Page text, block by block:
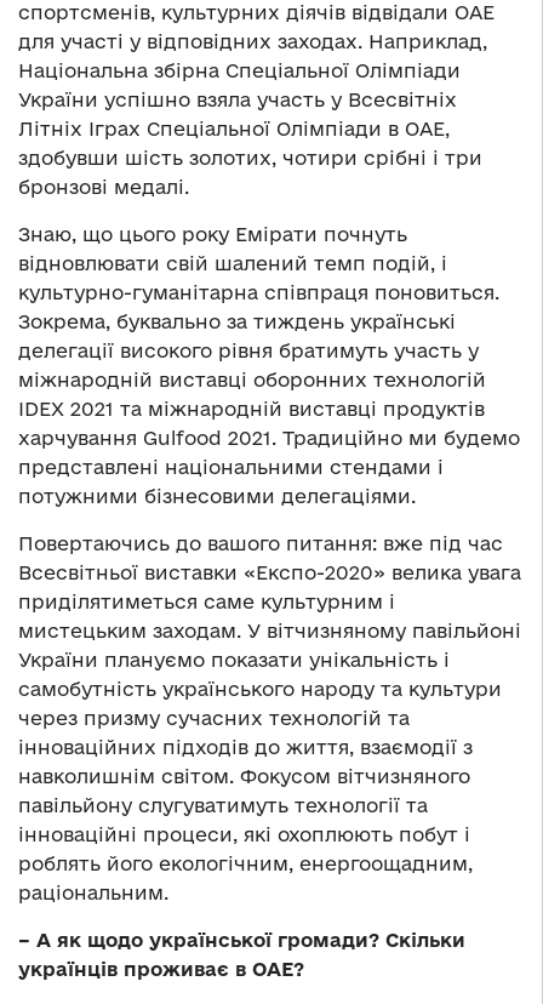
спортсменів, культурних діячів відвідали ОАЕ
для участі у відповідних заходах. Наприклад,
Національна збірна Спеціальної Олімпіади
України успішно взяла участь у Всесвітніх
Літніх Іграх Спеціальної Олімпіади в ОАЕ,
здобувши шість золотих, чотири срібні і три
бронзові медалі.
Знаю, що цього року Емірати почнуть
відновлювати свій шалений темп подій, і
культурно-гуманітарна співпраця поновиться.
Зокрема, буквально за тиждень українські
делегації високого рівня братимуть участь у
міжнародній виставці оборонних технологій
IDEX 2021 та міжнародній виставці продуктів
харчування Gulfood 2021. Традиційно ми будемо
представлені національними стендами і
потужними бізнесовими делегаціями.
Повертаючись до вашого питання: вже під час
Всесвітньої виставки «Експо-2020» велика увага
приділятиметься саме культурним і
мистецьким заходам. У вітчизняному павільйоні
України плануємо показати унікальність і
самобутність українського народу та культури
через призму сучасних технологій та
інноваційних підходів до життя, взаємодії з
навколишнім світом. Фокусом вітчизняного
павільйону слугуватимуть технології та
інноваційні процеси, які охоплюють побут і
роблять його екологічним, енергоощадним,
раціональним.
– А як щодо української громади? Скільки
українців проживає в ОАЕ?